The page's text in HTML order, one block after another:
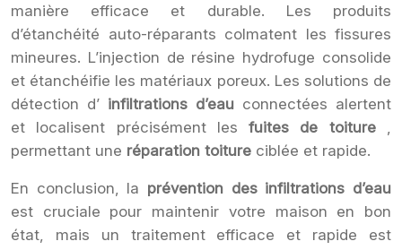
manière efficace et durable. Les produits
d’étanchéité auto-réparants colmatent les fissures
mineures. L’injection de résine hydrofuge consolide
et étanchéifie les matériaux poreux. Les solutions de
détection d’ infiltrations d’eau connectées alertent
et localisent précisément lesfuites de toiture
permettant une réparation toiture ciblée et rapide.
En conclusion, la prévention des infiltrations d’eau
est cruciale pour maintenir votre maison en bon
état, mais un traitement efficace et rapide est